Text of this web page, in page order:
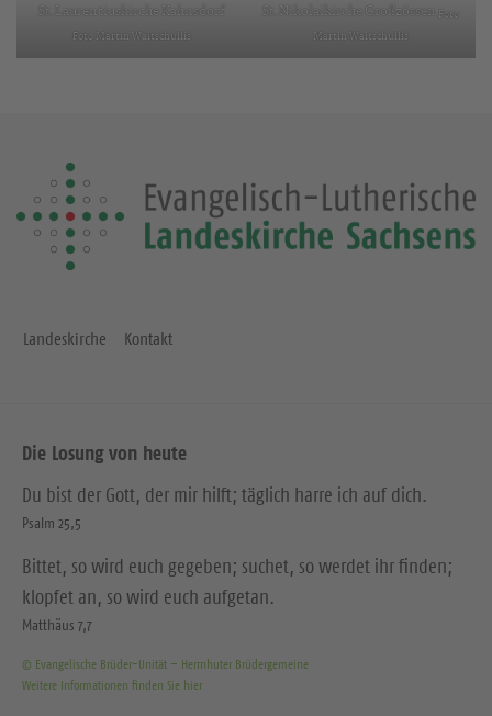
St. Laurentiuskirche Kahnsdorf
Foto Martin Waitschullis
St. Nikolaikirche Großzössen Foto
Martin Waitschullis
Landeskirche Kontakt
Die Losung von heute
Du bist der Gott, der mir hilft; täglich harre ich auf dich.
Psalm 25,5
Bittet, so wird euch gegeben; suchet, so werdet ihr finden;
klopfet an, so wird euch aufgetan.
Matthäus 7,7
© Evangelische Brüder-Unität – Herrnhuter Brüdergemeine
Weitere Informationen finden Sie hier